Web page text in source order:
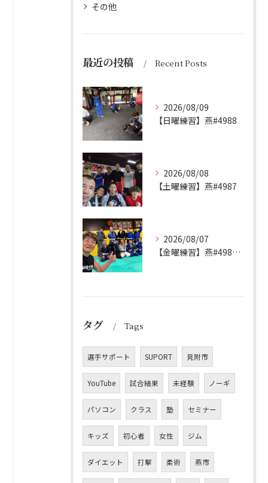
その他
最近の投稿 Recent Posts
2026/08/09
【日曜練習】燕#4988
2026/08/08
【土曜練習】燕#4987
2026/08/07
【金曜練習】燕#4986見附#493
タグ Tags
選手サポート SUPORT 見附市
YouTube 試合結果 未経験 ノーギ
パソコン クラス 塾 セミナー
キッズ 初心者 女性 ジム
ダイエット 打撃 柔術 燕市